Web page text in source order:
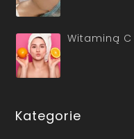
Witaminą
Kategorie